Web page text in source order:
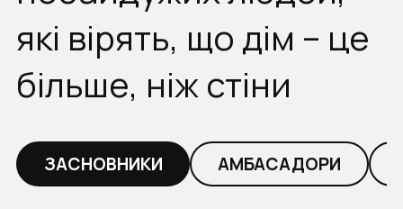
які вірять, що дім – це
більше, ніж стіни
ЗАСНОВНИКИ АМБАСАДОРИ